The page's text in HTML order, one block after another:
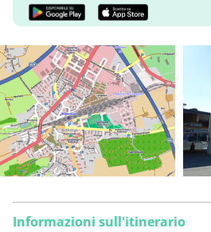
Informazioni sull'itinerario